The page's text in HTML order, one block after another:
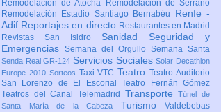
Remodelación de Atocha
Remodelación de Serrano
Remodelación Estadio Santiago Bernabéu Renfe -
Adif Reportajes en directo Restaurantes en Madrid
Revistas San Isidro Sanidad Seguridad y
Emergencias Semana del Orgullo Semana Santa
Senda Real GR-124 Servicios SocialesSolar Decathlon
Europe 2010 Sorteos Taxi-VTC Teatro Teatro Auditorio
San Lorenzo de El EscorialTeatro Fernán Gómez
Teatros del Canal Telemadrid TransporteTúnel de
Santa María de la Cabeza Turismo Valdebebas